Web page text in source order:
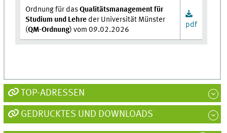
Ordnung für dasQualitätsmanagement für
Studium und Lehre der Universität Münster
(QM-Ordnung) vom 09.02.2026
pdf
TOP-ADRESSEN
GEDRUCKTES UND DOWNLOADS